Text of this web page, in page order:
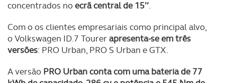
dados pessoais serão realizadas apenas com o seu
consentimento e quando tal se afigure estritamente
necessário no contexto dos serviços a prestar.
Realçamos que o bloqueio de certo tipo de Cookies e
concentrados noecrã central de 15’’.
Com o os clientes empresariais como principal alvo,
o Volkswagen ID.7 Tourerapresenta-se em três
versões: PRO Urban, PRO S Urban e GTX.
A versão PRO Urban conta com uma bateria de 77